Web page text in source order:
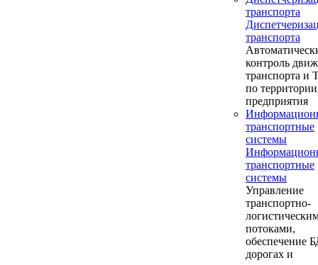
транспорта
транспорта
контроль
транспорта
по территории
предприятия
транспортные
системы
транспортные
системы
Управление
транспортно-
потоками,
обеспечение
дорогах и